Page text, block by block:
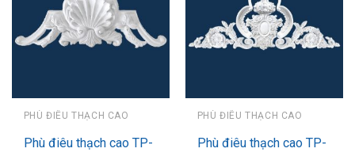
PHÙ ĐIÊU THẠCH CAO
Phù điêu thạch cao TP-
PHÙ ĐIÊU THẠCH CAO
Phù điêu thạch cao TP-